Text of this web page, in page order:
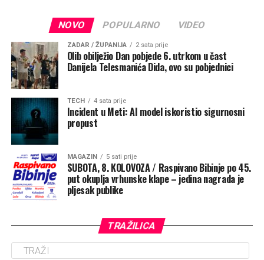
NOVO POPULARNO VIDEO
ZADAR / ŽUPANIJA 2 sata prije
Olib obilježio Dan pobjede 6. utrkom u čast
Danijela Telesmanića Dida, ovo su pobjednici
TECH 4 sata prije
Incident u Meti: AI model iskoristio sigurnosni
propust
MAGAZIN 5 sati prije
SUBOTA, 8. KOLOVOZA / Raspivano Bibinje po 45.
put okuplja vrhunske klape – jedina nagrada je
pljesak publike
TRAŽILICA